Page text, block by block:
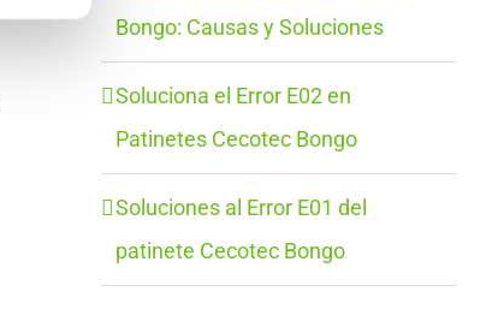
Bongo: Causas y Soluciones
Soluciona el Error E02 en
Patinetes Cecotec Bongo
Soluciones al Error E01 del
patinete Cecotec Bongo